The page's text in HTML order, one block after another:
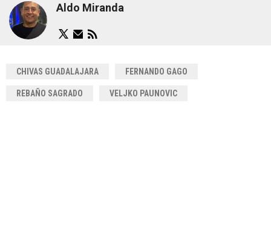
Aldo Miranda
CHIVAS GUADALAJARA FERNANDO GAGO
REBAÑO SAGRADO VELJKO PAUNOVIC